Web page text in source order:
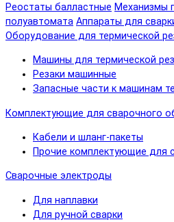
Реостаты балластные Механизмы
полуавтомата Аппараты для
Оборудование для термической
Машины для термической
Резаки машинные
Запасные части к машинам
Комплектующие для сварочного
Кабели и шланг-пакеты
Прочие комплектующие для
Сварочные электроды
Для наплавки
Для ручной сварки